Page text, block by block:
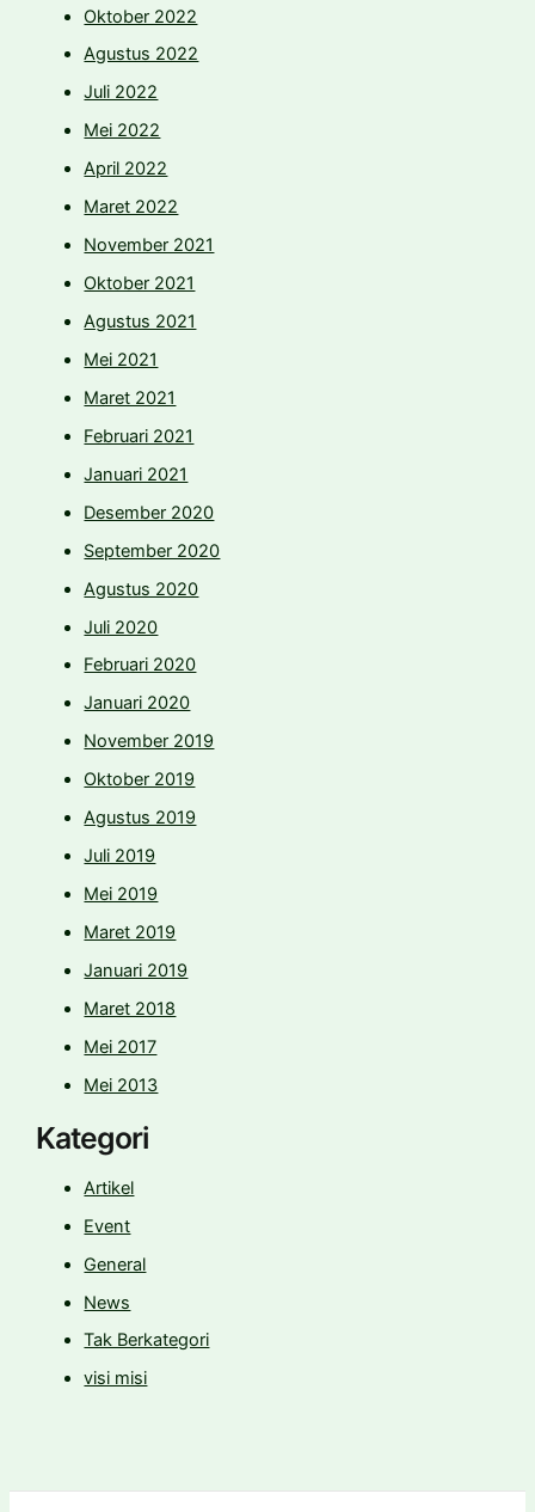
Oktober 2022
Agustus 2022
Juli 2022
Mei 2022
April 2022
Maret 2022
November 2021
Oktober 2021
Agustus 2021
Mei 2021
Maret 2021
Februari 2021
Januari 2021
Desember 2020
September 2020
Agustus 2020
Juli 2020
Februari 2020
Januari 2020
November 2019
Oktober 2019
Agustus 2019
Juli 2019
Mei 2019
Maret 2019
Januari 2019
Maret 2018
Mei 2017
Mei 2013
Kategori
Artikel
Event
General
News
Tak Berkategori
visi misi